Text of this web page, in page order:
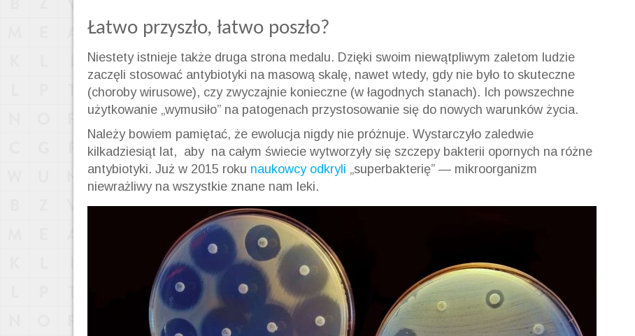
Łatwo przyszło, łatwo poszło?
Niestety istnieje także druga strona medalu. Dzięki swoim niewątpliwym zaletom ludzie
zaczęli stosować antybiotyki na masową skalę, nawet wtedy, gdy nie było to skuteczne
(choroby wirusowe), czy zwyczajnie konieczne (w łagodnych stanach). Ich powszechne
użytkowanie „wymusiło” na patogenach przystosowanie się do nowych warunków życia.
Należy bowiem pamiętać, że ewolucja nigdy nie próżnuje. Wystarczyło zaledwie
kilkadziesiąt lat, aby na całym świecie wytworzyły się szczepy bakterii opornych na różne
antybiotyki. Już w 2015 roku naukowcy odkryli „superbakterię” — mikroorganizm
niewrażliwy na wszystkie znane nam leki.